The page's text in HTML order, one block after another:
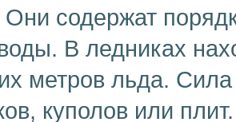
содержат
В ледниках
метров льда.
куполов или плит.